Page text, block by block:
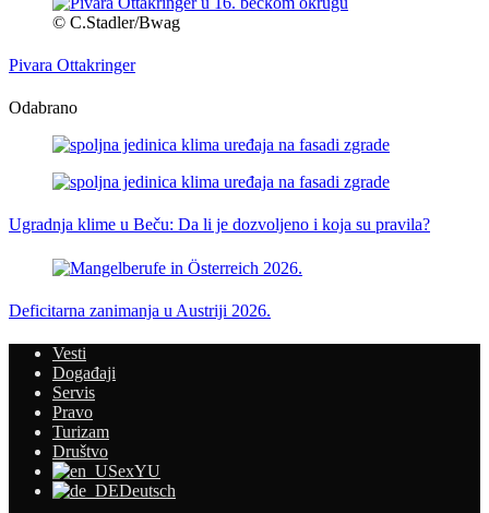
© C.Stadler/Bwag
Pivara Ottakringer
Odabrano
Ugradnja klime u Beču: Da li je dozvoljeno i koja su pravila?
Deficitarna zanimanja u Austriji 2026.
Vesti
Događaji
Servis
Pravo
Turizam
Društvo
exYU
Deutsch